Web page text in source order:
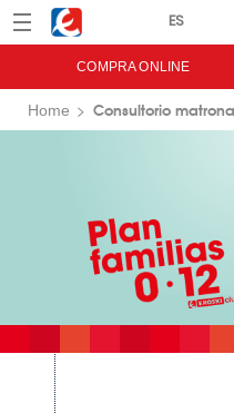
Menú Eroski
COMPRA ONLINE
Home Consultorio matrona